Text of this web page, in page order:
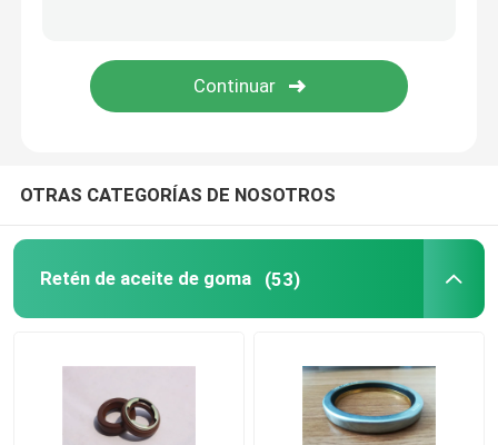
Piezas moldeadas de caucho
Lavadora de lacre del metal
piezas trabajadas a máquina del metal
Fijaciones y sujeciones del metal
OTRAS CATEGORÍAS DE NOSOTROS
Retén de aceite de goma (53)